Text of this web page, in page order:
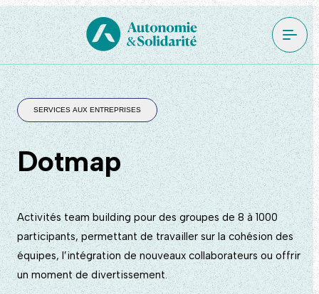
SERVICES AUX ENTREPRISES
Dotmap
Activités team building pour des groupes de 8 à 1000
participants, permettant de travailler sur la cohésion des
équipes, l’intégration de nouveaux collaborateurs ou offrir
un moment de divertissement.